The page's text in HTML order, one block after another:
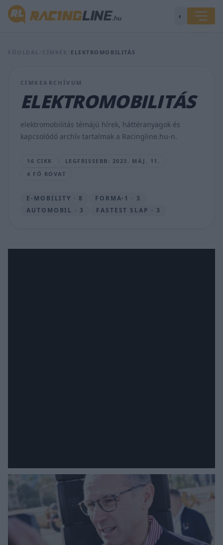
◐
FŐOLDAL CÍMKÉK ELEKTROMOBILITÁS
CÍMKEARCHÍVUM
ELEKTROMOBILITÁS
elektromobilitás témájú hírek, háttéranyagok és
kapcsolódó archív tartalmak a Racingline.hu-n.
16 CIKK
LEGFRISSEBB: 2023. MÁJ. 11.
4 FŐ ROVAT
E-MOBILITY · 8
FORMA-1 · 3
AUTOMOBIL · 3
FASTEST SLAP · 3
Fókuszban
mobilitás
együttműködési
megállapodást
kötött
HUMDA
és
11.